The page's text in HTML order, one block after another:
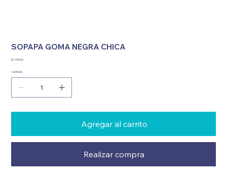
SOPAPA GOMA NEGRA CHICA
Precio
$ 1.905,00
Cantidad
Agregar al carrito
Realizar compra